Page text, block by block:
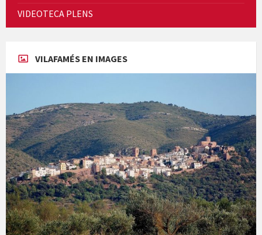
Cicle de Cine i Dones rurals
Concerts al Museu
Presentació del llibre &quot;La mare&quot;, d'Emma Zafon
VIDEOTECA PLENS
VILAFAMÉS EN IMAGES